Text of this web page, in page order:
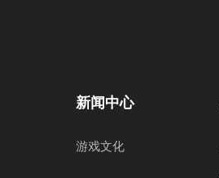
新闻中心
游戏文化